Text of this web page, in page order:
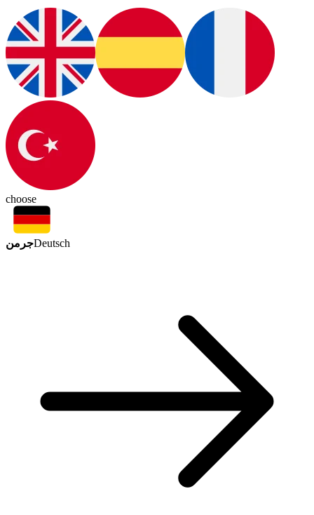
choose
جرمنDeutsch